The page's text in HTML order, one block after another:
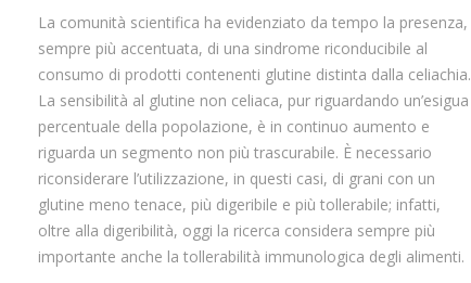
La comunità scientifica ha evidenziato da tempo la presenza,
sempre più accentuata, di una sindrome riconducibile al
consumo di prodotti contenenti glutine distinta dalla celiachia.
La sensibilità al glutine non celiaca, pur riguardando un’esigua
percentuale della popolazione, è in continuo aumento e
riguarda un segmento non più trascurabile. È necessario
riconsiderare l’utilizzazione, in questi casi, di grani con un
glutine meno tenace, più digeribile e più tollerabile; infatti,
oltre alla digeribilità, oggi la ricerca considera sempre più
importante anche la tollerabilità immunologica degli alimenti.